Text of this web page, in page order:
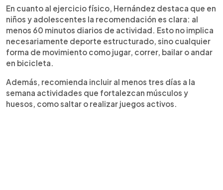
En cuanto al ejercicio físico, Hernández destaca que en
niños y adolescentes la recomendación es clara: al
menos 60 minutos diarios de actividad. Esto no implica
necesariamente deporte estructurado, sino cualquier
forma de movimiento como jugar, correr, bailar o andar
en bicicleta.
Además, recomienda incluir al menos tres días a la
semana actividades que fortalezcan músculos y
huesos, como saltar o realizar juegos activos.